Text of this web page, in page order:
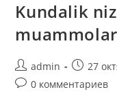
Kundalik
Автор
записи:
admin
Запись
27
Комментарии
0 комментариев